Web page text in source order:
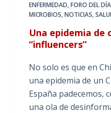
ENFERMEDAD,FORO DEL
MICROBIOS,NOTICIAS,
Una epidemia de
“influencers”
No solo es que en
una epidemia de un
España padecemos,
una ola de